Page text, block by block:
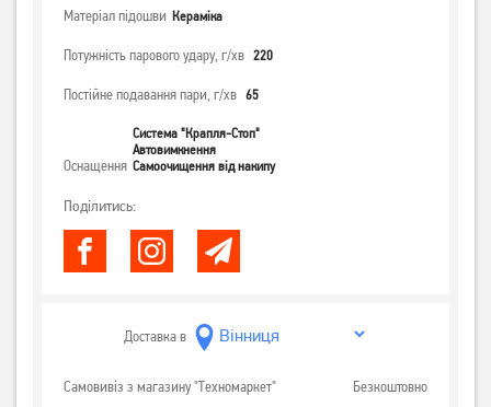
Матеріал підошви Кераміка
Потужність парового удару, г/хв 220
Постійне подавання пари, г/хв 65
Оснащення
Система "Крапля-Стоп"
Автовимкнення
Самоочищення від накипу
Поділитись:
Доставка в
Самовивіз з магазину "Техномаркет" Безкоштовно